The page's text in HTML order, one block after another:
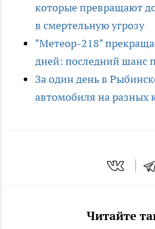
которые превращают
в смертельную угрозу
"Метеор-218"
дней: последний шанс
За один день в
автомобиля на разных
Читайте